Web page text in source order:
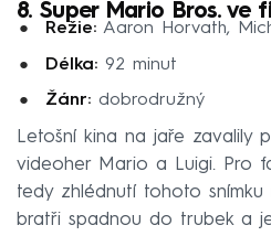
8. Super Mario Bros. ve
Režie:Aaron Horvath,
Délka:92 minut
Žánr:dobrodružný
Letošní kina na jaře zavalily
videoher Mario a Luigi. Pro
tedy zhlédnutí tohoto snímku
bratři spadnou do trubek a